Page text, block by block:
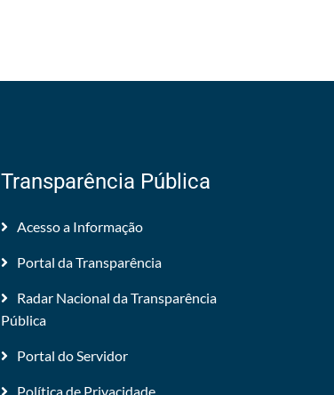
Transparência Pública
Acesso a Informação
Portal da Transparência
Radar Nacional da Transparência
Pública
Portal do Servidor
Política de Privacidade